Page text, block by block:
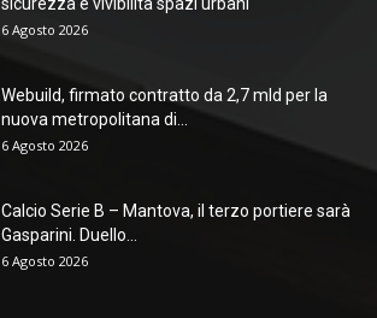
6 Agosto 2026
Webuild, firmato contratto da 2,7 mld per la
nuova metropolitana di...
6 Agosto 2026
Calcio Serie B – Mantova, il terzo portiere sarà
Gasparini. Duello...
6 Agosto 2026